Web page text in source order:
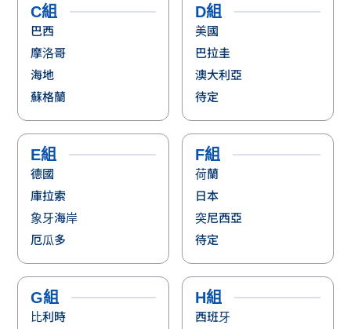
C組
巴西
摩洛哥
海地
蘇格蘭
D組
美國
巴拉圭
澳大利亞
待定
E組
德國
庫拉索
象牙海岸
厄瓜多
F組
荷蘭
日本
突尼西亞
待定
G組
比利時
H組
西班牙